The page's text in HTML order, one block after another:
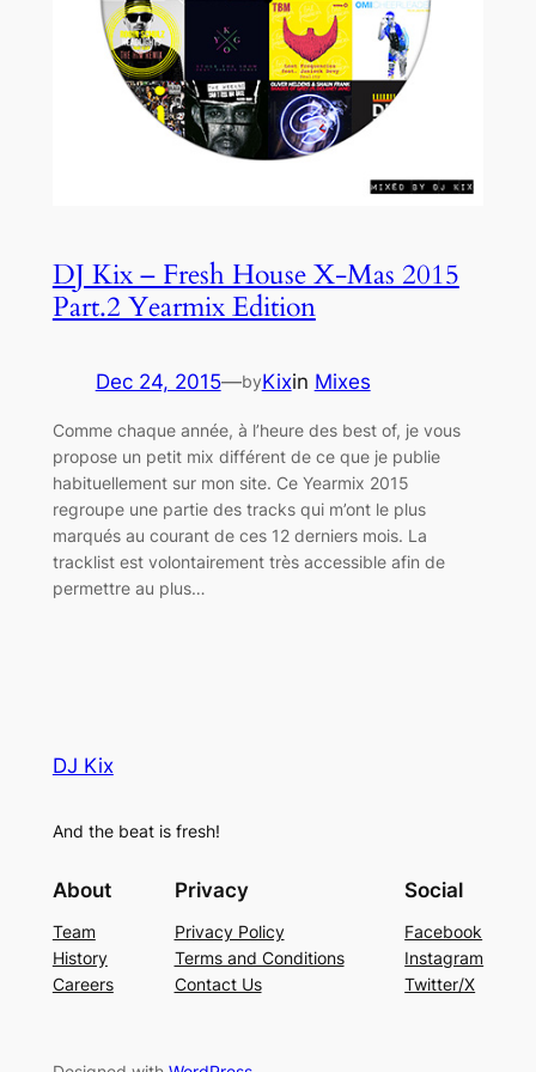
DJ Kix – Fresh House X-Mas 2015
Part.2 Yearmix Edition
Dec 24, 2015—byKixin Mixes
Comme chaque année, à l’heure des best of, je vous
propose un petit mix différent de ce que je publie
habituellement sur mon site. Ce Yearmix 2015
regroupe une partie des tracks qui m’ont le plus
marqués au courant de ces 12 derniers mois. La
tracklist est volontairement très accessible afin de
permettre au plus…
DJ Kix
And the beat is fresh!
About
Team
History
Careers
Privacy
Privacy Policy
Terms and Conditions
Contact Us
Social
Facebook
Instagram
Twitter/X